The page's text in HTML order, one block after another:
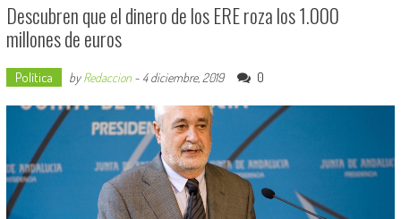
Descubren que el dinero de los ERE roza los 1.000
millones de euros
Política byRedaccion- 4 diciembre, 2019 0